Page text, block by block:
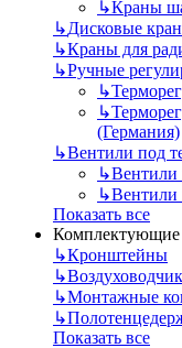
↳Краны
↳Дисковые
↳Краны для
↳Ручные
↳
↳
(Германия)
↳Вентили под
↳Вентили
↳Вентили
Показать все
Комплектующие
↳Кронштейны
↳
↳Монтажные
↳
Показать все